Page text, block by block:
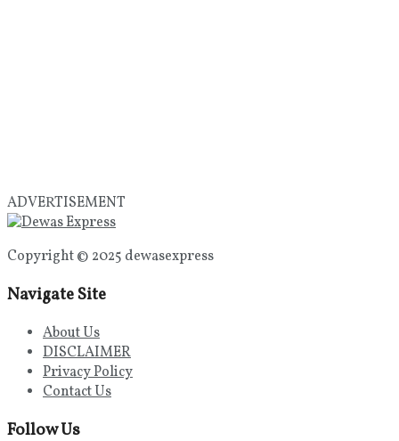
ADVERTISEMENT
Copyright © 2025 dewasexpress
Navigate Site
About Us
DISCLAIMER
Privacy Policy
Contact Us
Follow Us